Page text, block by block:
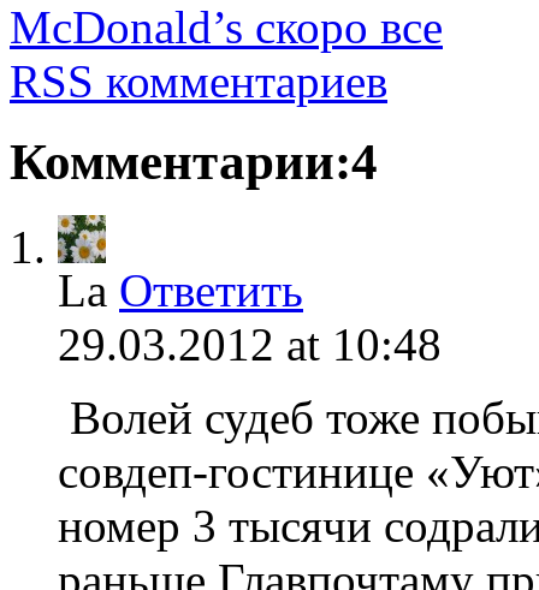
McDonald’s скоро все
RSS комментариев
Комментарии:4
La Ответить
29.03.2012 at 10:48
Волей судеб тоже
совдеп-гостинице
номер 3 тысячи